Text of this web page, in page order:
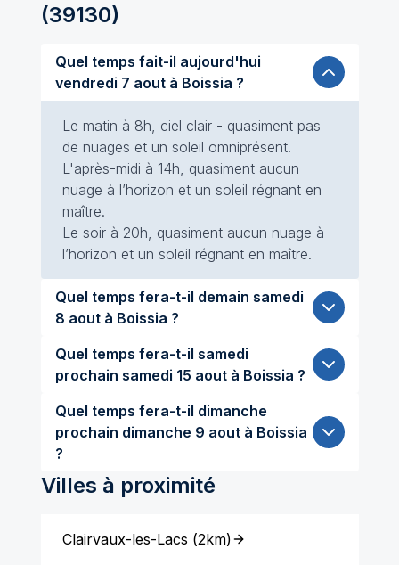
(39130)
Quel temps fait-il aujourd'hui
vendredi 7 aout à Boissia ?
Le matin à 8h, ciel clair - quasiment pas
de nuages et un soleil omniprésent.
L'après-midi à 14h, quasiment aucun
nuage à l’horizon et un soleil régnant en
maître.
Le soir à 20h, quasiment aucun nuage à
l’horizon et un soleil régnant en maître.
Quel temps fera-t-il demain samedi
8 aout à Boissia ?
Quel temps fera-t-il samedi
prochain samedi 15 aout à Boissia ?
Quel temps fera-t-il dimanche
prochain dimanche 9 aout à Boissia
?
Villes à proximité
Clairvaux-les-Lacs (2km)